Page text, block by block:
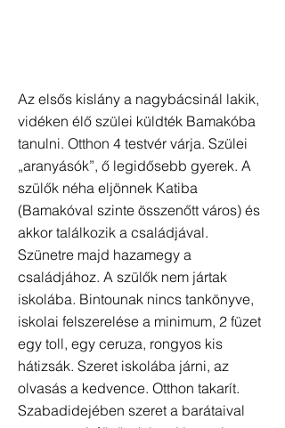
Az elsős kislány a nagybácsinál lakik,
vidéken élő szülei küldték Bamakóba
tanulni. Otthon 4 testvér várja. Szülei
„aranyásók”, ő legidősebb gyerek. A
szülők néha eljönnek Katiba
(Bamakóval szinte összenőtt város) és
akkor találkozik a családjával.
Szünetre majd hazamegy a
családjához. A szülők nem jártak
iskolába. Bintounak nincs tankönyve,
iskolai felszerelése a minimum, 2 füzet
egy toll, egy ceruza, rongyos kis
hátizsák. Szeret iskolába járni, az
olvasás a kedvence. Otthon takarít.
Szabadidejében szeret a barátaival